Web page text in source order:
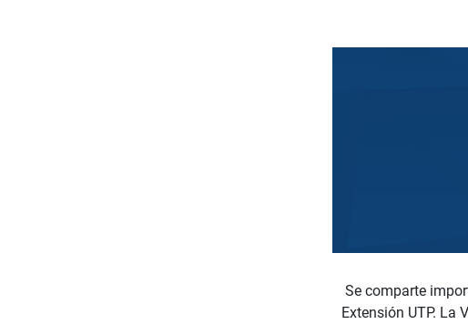
Se comparte
Extensión UTP. La